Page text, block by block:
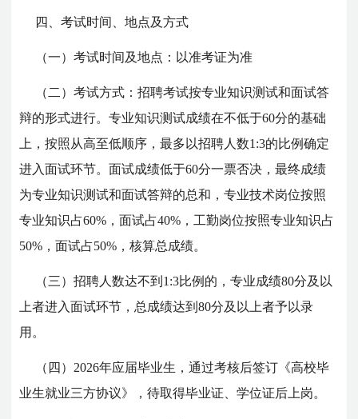
四、考试时间、地点及方式
（一）考试时间及地点：以准考证为准
（二）考试方式：招聘考试按专业知识测试和面试答
辩的形式进行。专业知识测试成绩在不低于60分的基础
上，按照从高至低顺序，最多以招聘人数1:3的比例确定
进入面试环节。面试成绩低于60分一票否决，最终成绩
为专业知识测试和面试答辩的总和，专业技术岗位按照
专业知识占60%，面试占40%，工勤岗位按照专业知识占
50%，面试占50%，核算总成绩。
（三）招聘人数达不到1:3比例的，专业成绩80分及以
上者进入面试环节，总成绩达到80分及以上者予以录
用。
（四）2026年应届毕业生，通过考核后签订《高校毕
业生就业三方协议》，待取得毕业证、学位证后上岗。